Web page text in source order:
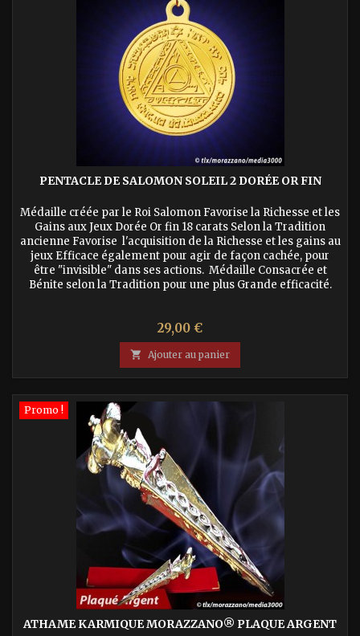
PENTACLE DE SALOMON SOLEIL 2 DORÉE OR FIN
Médaille créée par le Roi Salomon Favorise la Richesse et les
Gains aux Jeux Dorée Or fin 18 carats Selon la Tradition
ancienne Favorise l'acquisition de la Richesse et les gains au
jeux Efficace également pour agir de façon cachée, pour
être "invisible" dans ses actions. Médaille Consacrée et
Bénite selon la Tradition pour une plus Grande efficacité.
Prix
29,00 €
 Ajouter au panier
Promo !
ATHAME KARMIQUE MORAZZANO® PLAQUE ARGENT